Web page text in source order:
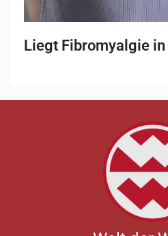
Liegt Fibromyalgie in